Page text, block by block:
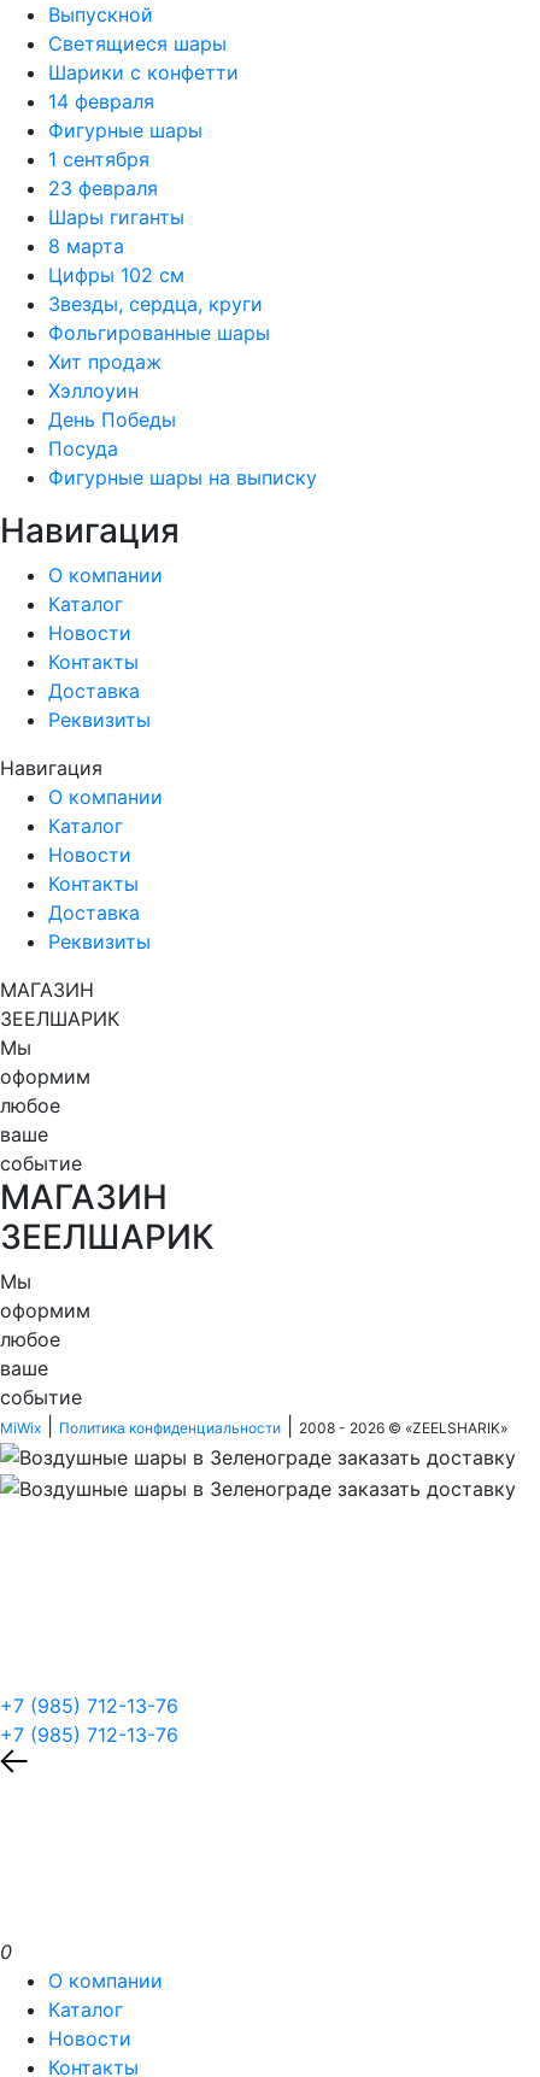
Выпускной
Светящиеся шары
Шарики с конфетти
14 февраля
Фигурные шары
1 сентября
23 февраля
Шары гиганты
8 марта
Цифры 102 см
Звезды, сердца, круги
Фольгированные шары
Хит продаж
Хэллоуин
День Победы
Посуда
Фигурные шары на выписку
Навигация
О компании
Каталог
Новости
Контакты
Доставка
Реквизиты
Навигация
О компании
Каталог
Новости
Контакты
Доставка
Реквизиты
МАГАЗИН
ЗЕЕЛШАРИК
Мы
оформим
любое
ваше
событие
МАГАЗИН
ЗЕЕЛШАРИК
Мы
оформим
любое
ваше
событие
MiWix Политика конфиденциальности 2008 - 2026 © «ZEELSHARIK»
+7 (985) 712-13-76
+7 (985) 712-13-76
0
О компании
Каталог
Новости
Контакты